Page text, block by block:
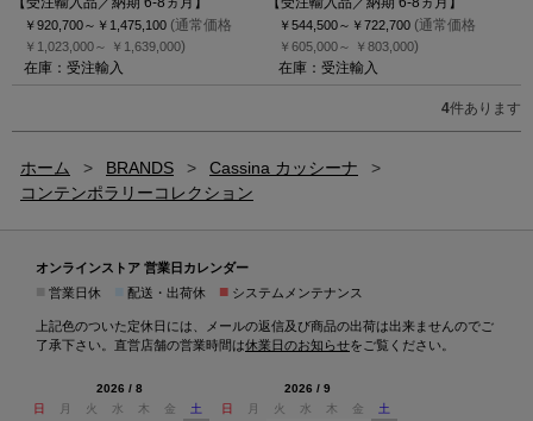
￥920,700～ ￥1,475,100 (通常価格
￥1,023,000～ ￥1,639,000)
在庫：受注輸入
￥544,500～ ￥722,700 (通常価格
￥605,000～ ￥803,000)
在庫：受注輸入
4件あります
ホーム > BRANDS > Cassina カッシーナ
>
コンテンポラリーコレクション
オンラインストア 営業日カレンダー
営業日休 配送・出荷休 ■ システムメンテナンス
上記色のついた定休日には、メールの返信及び商品の出荷は出来ませんのでご
了承下さい。直営店舗の営業時間は休業日のお知らせをご覧ください。
2026 / 8
日
月 火 水 木 金
土
2026 / 9
日
月 火 水 木 金
土